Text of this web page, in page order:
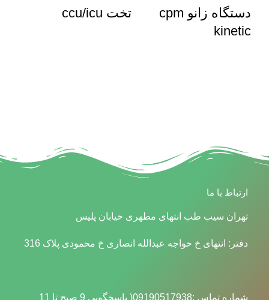
دستگاه زانو cpm
kinetic
تخت ccu/icu
ارتباط با ما
تهران سیب طب انتهای مطهری خیابان پلیس
دفتر: انتهای خ خواجه عبدالله انصاری خ محمودی پلاک 316
شماره تماس :09190517938( پاسخگویی 9 صبح تا 11